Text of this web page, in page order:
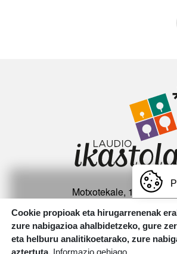
Motxotekale, 16 01400
T.
946 726 737
Irudia
Cookie propioak eta hirugarrenenak
zure nabigazioa ahalbidetzeko, gure
eta helburu analitikoetarako, zure
aztertuta. Informazio gehiago